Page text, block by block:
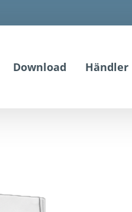
Download Händler